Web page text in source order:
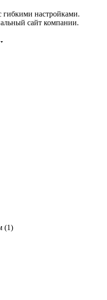
гибкими настройками.
сайт компании.
(1)